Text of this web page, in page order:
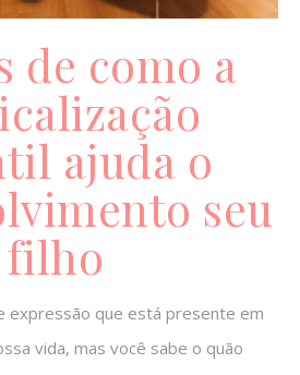
de como a
ajuda o
seu
filho
expressão que está presente em
vida, mas você sabe o quão